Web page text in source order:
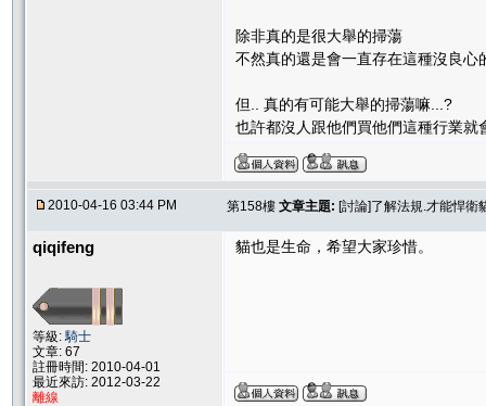
除非真的是很大舉的掃蕩
不然真的還是會一直存在這種沒良心
但.. 真的有可能大舉的掃蕩嘛...?
也許都沒人跟他們買他們這種行業就
2010-04-16 03:44 PM 第158樓 文章主題: [討論]了解法規.才能悍衛
qiqifeng
等級:騎士
文章: 67
註冊時間: 2010-04-01
最近來訪: 2012-03-22
離線
貓也是生命，希望大家珍惜。